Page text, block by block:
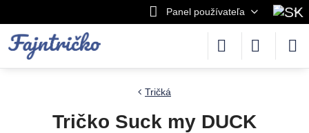
Panel používateľa
Tričká
Tričko Suck my DUCK